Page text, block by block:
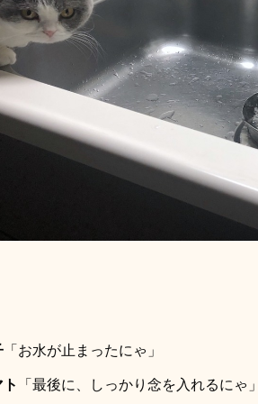
「お水が止まったにゃ」
「最後に、しっかり念を入れるにゃ